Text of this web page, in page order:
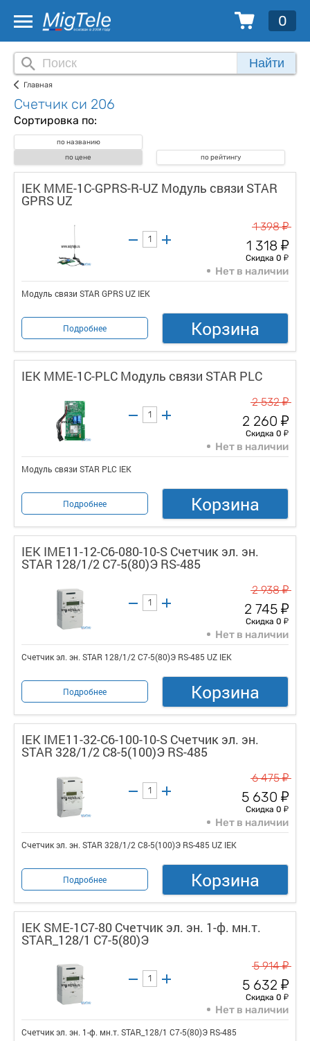
0
Найти
Главная
Счетчик си 206
Сортировка по:
по названию
по цене
по рейтингу
IEK MME-1C-GPRS-R-UZ Модуль связи STAR
GPRS UZ
1 398у
1 318 у
Скидка 0 у
Нет в наличии
Модуль связи STAR GPRS UZ IEK
Подробнее Корзина
IEK MME-1C-PLC Модуль связи STAR PLC
2 532у
2 260 у
Скидка 0 у
Нет в наличии
Модуль связи STAR PLC IEK
Подробнее Корзина
IEK IME11-12-C6-080-10-S Счетчик эл. эн.
STAR 128/1/2 С7-5(80)Э RS-485
2 938у
2 745 у
Скидка 0 у
Нет в наличии
Счетчик эл. эн. STAR 128/1/2 С7-5(80)Э RS-485 UZ IEK
Подробнее Корзина
IEK IME11-32-C6-100-10-S Счетчик эл. эн.
STAR 328/1/2 С8-5(100)Э RS-485
6 475у
5 630 у
Скидка 0 у
Нет в наличии
Счетчик эл. эн. STAR 328/1/2 С8-5(100)Э RS-485 UZ IEK
Подробнее Корзина
IEK SME-1C7-80 Счетчик эл. эн. 1-ф. мн.т.
STAR_128/1 С7-5(80)Э
5 914у
5 632 у
Скидка 0 у
Нет в наличии
Счетчик эл. эн. 1-ф. мн.т. STAR_128/1 С7-5(80)Э RS-485